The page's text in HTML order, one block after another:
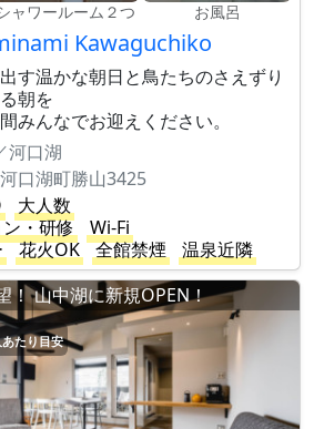
ャワールーム２つ お風呂
Kawaguchiko
す温かな朝日と鳥たちのさえずり
朝を
みんなでお迎えください。
河口湖
口湖町勝山3425
大人数
・研修
Wi-Fi
花火OK 全館禁煙
温泉近隣
！ 山中湖に新規OPEN！
たり目安